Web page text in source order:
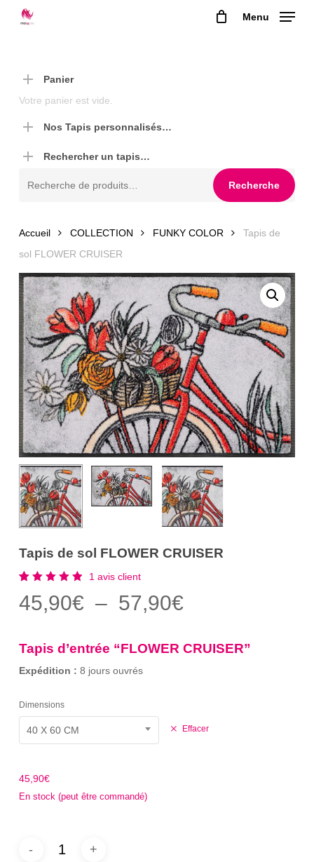
Menu
Panier
Votre panier est vide.
Nos Tapis personnalisés…
Rechercher un tapis…
Recherche
Accueil COLLECTION FUNKY COLOR
Tapis de
sol FLOWER CRUISER
Tapis de sol FLOWER CRUISER
5.00
sur 5
client
1 avis client
45,90€ – 57,90€Plage
prix :
Tapis d’entrée “FLOWER CRUISER”
Expédition : 8 jours ouvrés
Dimensions
40 X 60 CM Effacer
45,90€
En stock (peut être commandé)